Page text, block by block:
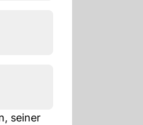
seiner